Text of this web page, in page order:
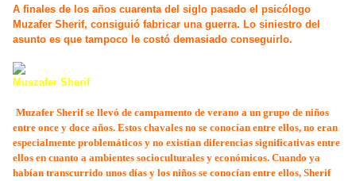
A finales de los años cuarenta del siglo pasado el psicólogo
Muzafer Sherif, consiguió fabricar una guerra. Lo siniestro del
asunto es que tampoco le costó demasiado conseguirlo.
Muszafer Sherif
Muzafer Sherif se llevó de campamento de verano a un grupo de niños
entre once y doce años. Estos chavales no se conocían entre ellos, no eran
especialmente problemáticos y no existían diferencias significativas entre
ellos en cuanto a ambientes socioculturales y económicos. Cuando ya
habían transcurrido unos días y los niños se conocían entre ellos, Sherif